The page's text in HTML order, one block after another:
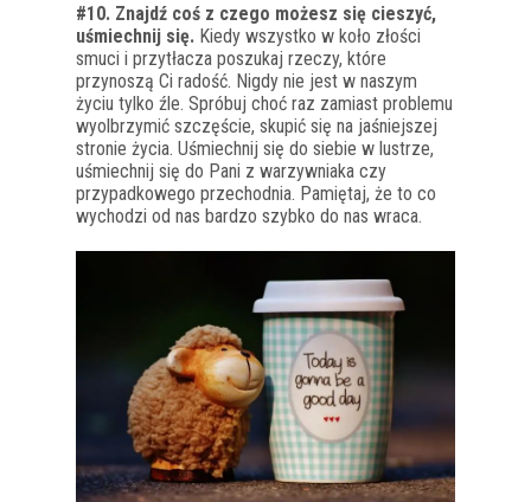
#10. Znajdź coś z czego możesz się cieszyć,
uśmiechnij się. Kiedy wszystko w koło złości
smuci i przytłacza poszukaj rzeczy, które
przynoszą Ci radość. Nigdy nie jest w naszym
życiu tylko źle. Spróbuj choć raz zamiast problemu
wyolbrzymić szczęście, skupić się na jaśniejszej
stronie życia. Uśmiechnij się do siebie w lustrze,
uśmiechnij się do Pani z warzywniaka czy
przypadkowego przechodnia. Pamiętaj, że to co
wychodzi od nas bardzo szybko do nas wraca.